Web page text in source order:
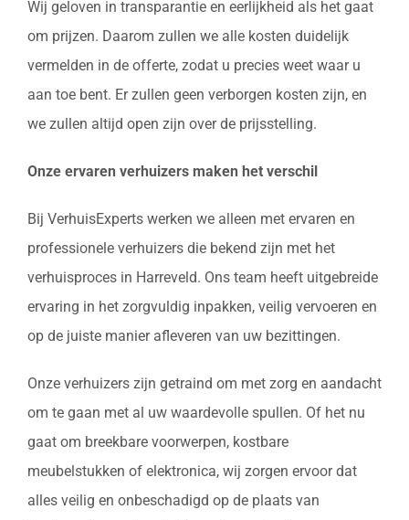
Wij geloven in transparantie en eerlijkheid als het gaat
om prijzen. Daarom zullen we alle kosten duidelijk
vermelden in de offerte, zodat u precies weet waar u
aan toe bent. Er zullen geen verborgen kosten zijn, en
we zullen altijd open zijn over de prijsstelling.
Onze ervaren verhuizers maken het verschil
Bij VerhuisExperts werken we alleen met ervaren en
professionele verhuizers die bekend zijn met het
verhuisproces in Harreveld. Ons team heeft uitgebreide
ervaring in het zorgvuldig inpakken, veilig vervoeren en
op de juiste manier afleveren van uw bezittingen.
Onze verhuizers zijn getraind om met zorg en aandacht
om te gaan met al uw waardevolle spullen. Of het nu
gaat om breekbare voorwerpen, kostbare
meubelstukken of elektronica, wij zorgen ervoor dat
alles veilig en onbeschadigd op de plaats van